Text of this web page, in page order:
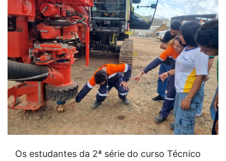
Os estudantes da 2ª série do curso Técnico